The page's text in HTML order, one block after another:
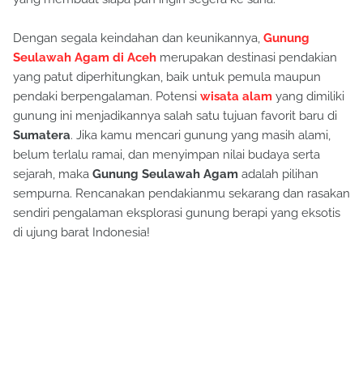
Dengan segala keindahan dan keunikannya, Gunung
Seulawah Agam di Aceh merupakan destinasi pendakian
yang patut diperhitungkan, baik untuk pemula maupun
pendaki berpengalaman. Potensi wisata alam yang dimiliki
gunung ini menjadikannya salah satu tujuan favorit baru di
Sumatera. Jika kamu mencari gunung yang masih alami,
belum terlalu ramai, dan menyimpan nilai budaya serta
sejarah, maka Gunung Seulawah Agam adalah pilihan
sempurna. Rencanakan pendakianmu sekarang dan rasakan
sendiri pengalaman eksplorasi gunung berapi yang eksotis
di ujung barat Indonesia!